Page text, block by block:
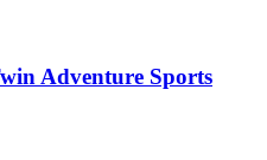
Adventure Sports